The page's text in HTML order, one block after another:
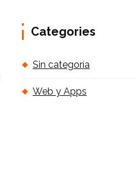
Categories
Sin categoría
Web y Apps